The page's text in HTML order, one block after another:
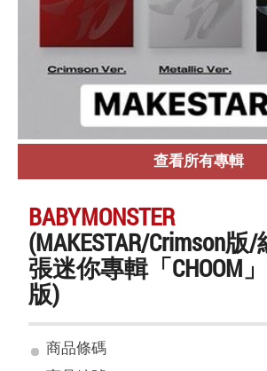
查看所有專輯
BABYMONSTER
(MAKESTAR/Crimson
張迷你專輯「CHOOM
版)
商品條碼